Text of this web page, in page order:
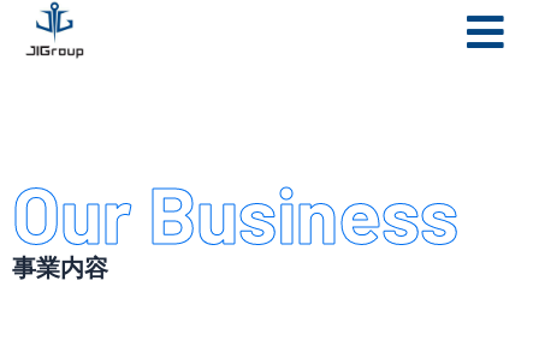
ッ
プ
メ
ニ
Our Business
事業内容